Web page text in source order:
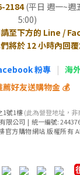
2184 (平日 週一~週
5:00)
至下方的 Line /
將於 12 小時內回覆
粉專 | 海
薦好友送購物金 💰
1號1樓(此為營登地址，
限公司 | 統一編號:
方購物網站 版權所有